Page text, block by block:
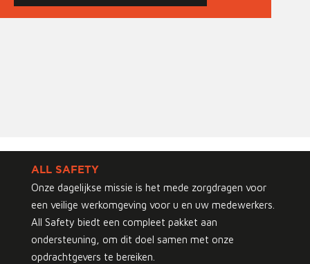
ALL SAFETY
Onze dagelijkse missie is het mede zorgdragen voor
een veilige werkomgeving voor u en uw medewerkers.
All Safety biedt een compleet pakket aan
ondersteuning, om dit doel samen met onze
opdrachtgevers te bereiken.